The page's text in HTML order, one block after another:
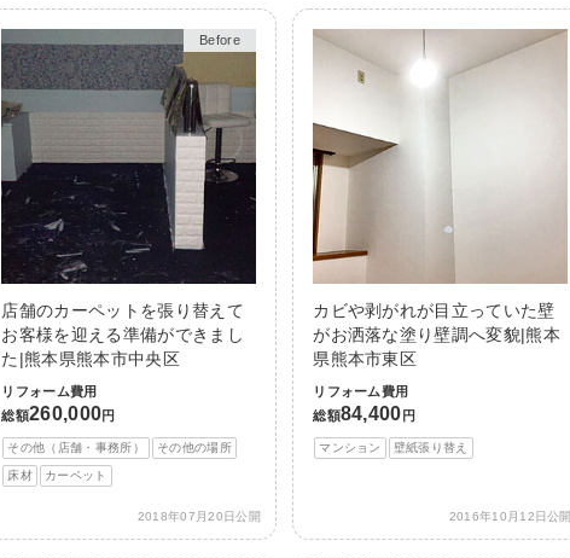
Before
After
店舗のカーペットを張り替えて
お客様を迎える準備ができまし
た|熊本県熊本市中央区
リフォーム費用
総額260,000円
その他（店舗・事務所） その他の場所
床材 カーペット
2018年07月20日公開
カビや剥がれが目立っていた壁
がお洒落な塗り壁調へ変貌|熊本
県熊本市東区
リフォーム費用
総額84,400 円
マンション 壁紙張り替え
2016年10月12日公開